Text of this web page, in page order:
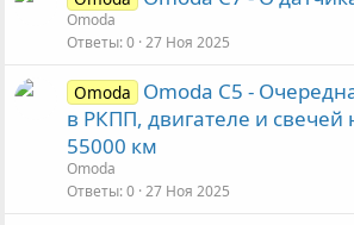
Omoda
Ответы 0 27 Ноя 2025
Omoda
Omoda C5 -
в РКПП, двигателе и свечей
55000 км
Omoda
Ответы 0 27 Ноя 2025